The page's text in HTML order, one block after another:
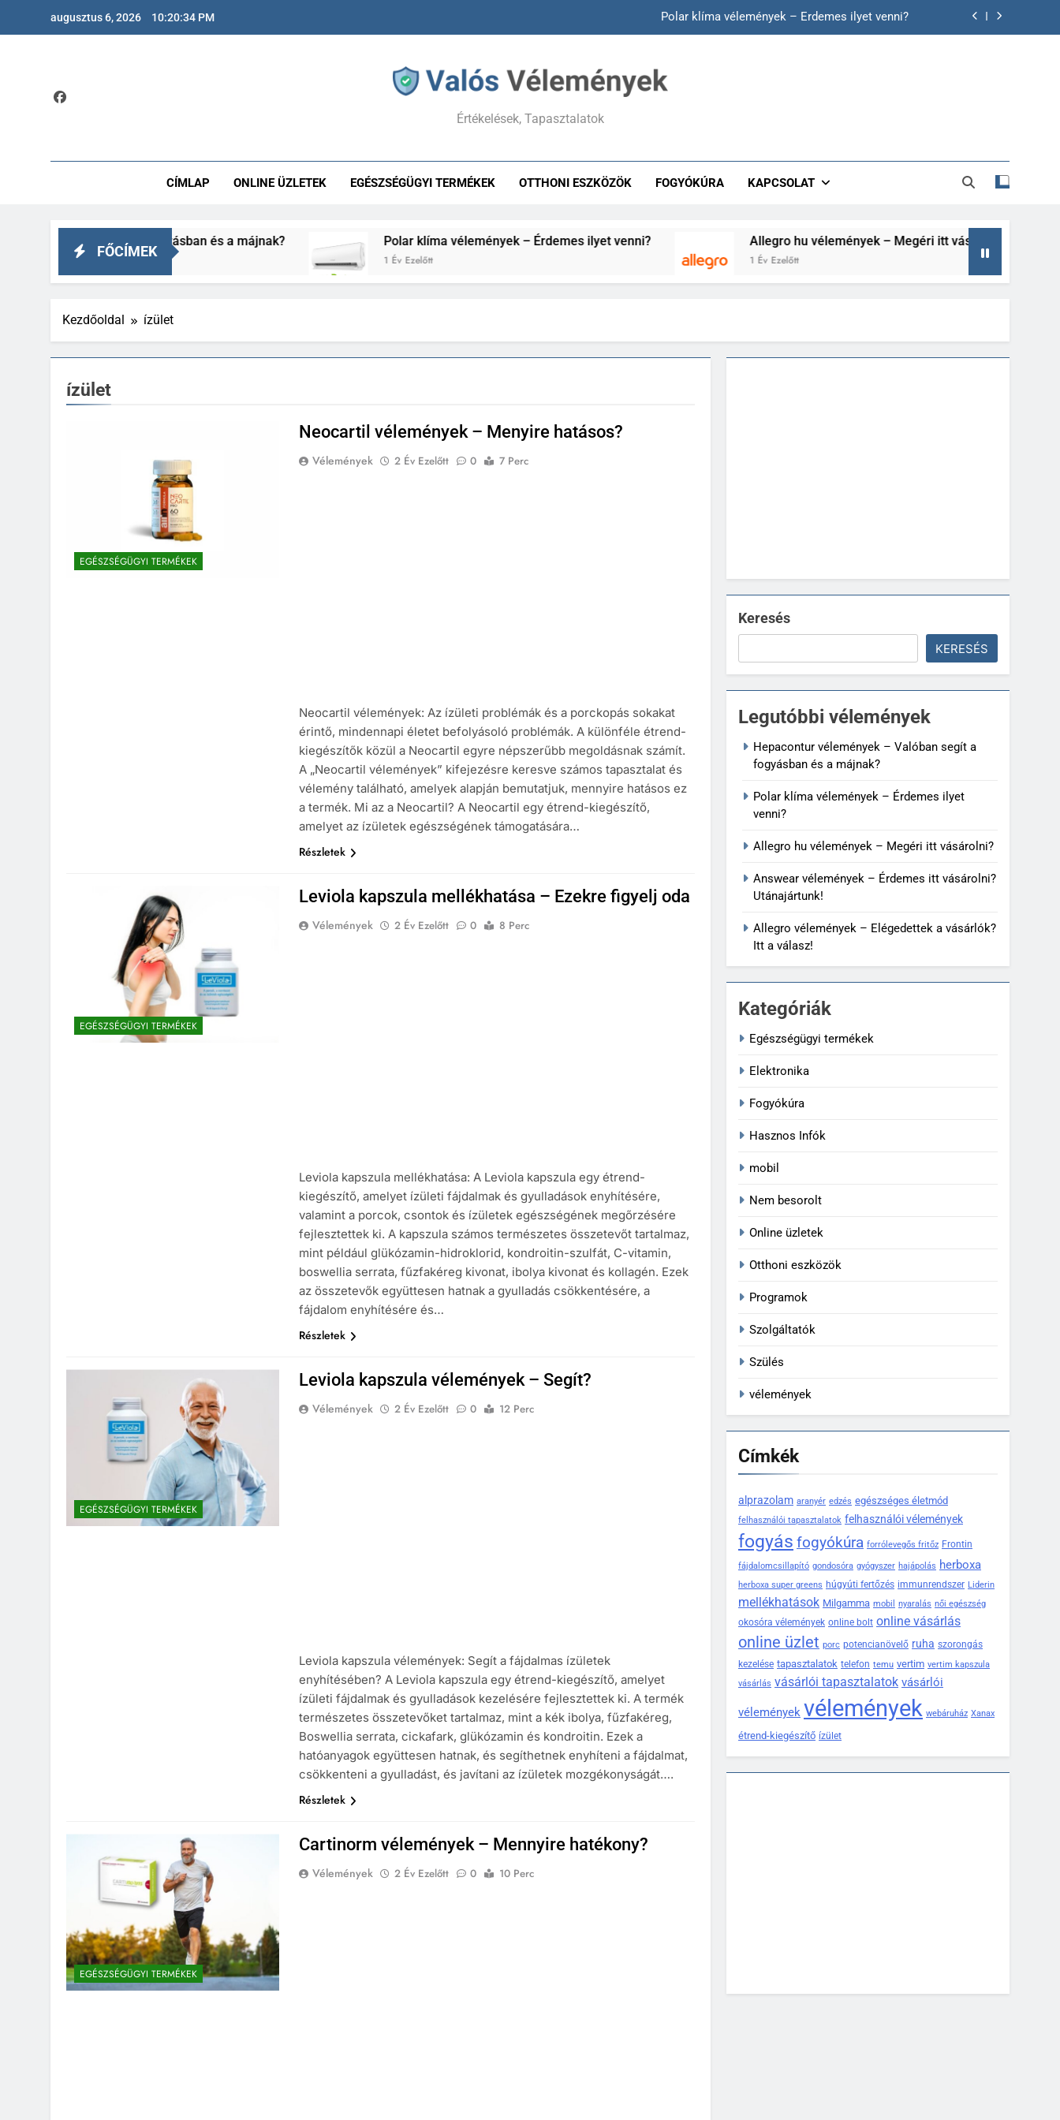
augusztus 6, 2026 10:20:35 PM Polar klíma vélemények – Érdemes ilyet venni?
Answear vélemények – Érdemes itt vásárolni? Utánajártunk!
Hepacontur vélemények – Valóban segít a fogyásban és a májnak?
Allegro hu vélemények – Megéri itt vásárolni?
Értékelések, Tapasztalatok
CÍMLAP ONLINE ÜZLETEK EGÉSZSÉGÜGYI TERMÉKEK OTTHONI ESZKÖZÖK FOGYÓKÚRA KAPCSOLAT
FŐCÍMEK
Valóban segít a fogyásban és a májnak? Polar klíma vélemények – Érdemes ilyet venni?
1 Év Ezelőtt
Allegro hu vélemények – Megéri itt vásárolni?
1 Év Ezelőtt
Kezdőoldal ízület
ízület
EGÉSZSÉGÜGYI TERMÉKEK
Neocartil vélemények – Menyire hatásos?
Vélemények 2 Év Ezelőtt 0 7 Perc
Neocartil vélemények: Az ízületi problémák és a porckopás sokakat
érintő, mindennapi életet befolyásoló problémák. A különféle étrend-
kiegészítők közül a Neocartil egyre népszerűbb megoldásnak számít.
A „Neocartil vélemények” kifejezésre keresve számos tapasztalat és
vélemény található, amelyek alapján bemutatjuk, mennyire hatásos ez
a termék. Mi az a Neocartil? A Neocartil egy étrend-kiegészítő,
amelyet az ízületek egészségének támogatására…
Részletek
EGÉSZSÉGÜGYI TERMÉKEK
Leviola kapszula mellékhatása – Ezekre figyelj oda
Vélemények 2 Év Ezelőtt 0 8 Perc
Leviola kapszula mellékhatása: A Leviola kapszula egy étrend-
kiegészítő, amelyet ízületi fájdalmak és gyulladások enyhítésére,
valamint a porcok, csontok és ízületek egészségének megőrzésére
fejlesztettek ki. A kapszula számos természetes összetevőt tartalmaz,
mint például glükózamin-hidroklorid, kondroitin-szulfát, C-vitamin,
boswellia serrata, fűzfakéreg kivonat, ibolya kivonat és kollagén. Ezek
az összetevők együttesen hatnak a gyulladás csökkentésére, a
fájdalom enyhítésére és…
Részletek
EGÉSZSÉGÜGYI TERMÉKEK
Leviola kapszula vélemények – Segít?
Vélemények 2 Év Ezelőtt 0 12 Perc
Leviola kapszula vélemények: Segít a fájdalmas ízületek
enyhítésében? A Leviola kapszula egy étrend-kiegészítő, amelyet
ízületi fájdalmak és gyulladások kezelésére fejlesztettek ki. A termék
természetes összetevőket tartalmaz, mint a kék ibolya, fűzfakéreg,
Boswellia serrata, cickafark, glükózamin és kondroitin. Ezek a
hatóanyagok együttesen hatnak, és segíthetnek enyhíteni a fájdalmat,
csökkenteni a gyulladást, és javítani az ízületek mozgékonyságát….
Részletek
EGÉSZSÉGÜGYI TERMÉKEK
Cartinorm vélemények – Mennyire hatékony?
Vélemények 2 Év Ezelőtt 0 10 Perc
Keresés
KERESÉS
Legutóbbi vélemények
Hepacontur vélemények – Valóban segít a
fogyásban és a májnak?
Polar klíma vélemények – Érdemes ilyet
venni?
Allegro hu vélemények – Megéri itt vásárolni?
Answear vélemények – Érdemes itt vásárolni?
Utánajártunk!
Allegro vélemények – Elégedettek a vásárlók?
Itt a válasz!
Kategóriák
Egészségügyi termékek
Elektronika
Fogyókúra
Hasznos Infók
mobil
Nem besorolt
Online üzletek
Otthoni eszközök
Programok
Szolgáltatók
Szülés
vélemények
Címkék
alprazolam aranyér edzés egészséges életmód
felhasználói tapasztalatok felhasználói vélemények
fogyás fogyókúra forrólevegős fritőz Frontin
fájdalomcsillapító gondosóra gyógyszer hajápolás herboxa
herboxa super greens húgyúti fertőzés immunrendszer Liderin
mellékhatások Milgamma mobil nyaralás női egészség
okosóra vélemények online bolt online vásárlás
online üzlet porc potencianövelő ruha szorongás
kezelése tapasztalatok telefon temu vertim vertim kapszula
vásárlás vásárlói tapasztalatok vásárlói
vélemények vélemények webáruház Xanax
étrend-kiegészítő ízület